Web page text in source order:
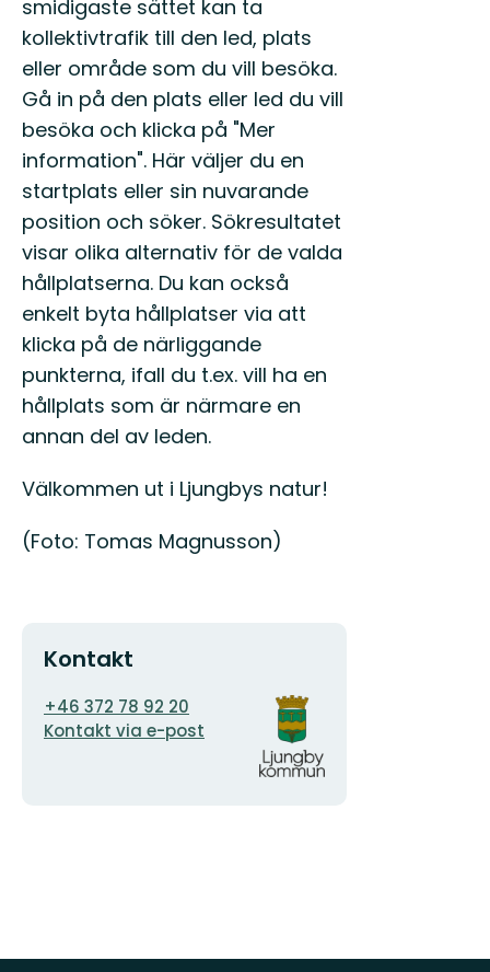
smidigaste sättet kan ta
kollektivtrafik till den led, plats
eller område som du vill besöka.
Gå in på den plats eller led du vill
besöka och klicka på "Mer
information". Här väljer du en
startplats eller sin nuvarande
position och söker. Sökresultatet
visar olika alternativ för de valda
hållplatserna. Du kan också
enkelt byta hållplatser via att
klicka på de närliggande
punkterna, ifall du t.ex. vill ha en
hållplats som är närmare en
annan del av leden.
Välkommen ut i Ljungbys natur!
(Foto: Tomas Magnusson)
Kontakt
E-
postadress
+46 372 78 92 20
Kontakt via e-post
Organisationens
logotyp